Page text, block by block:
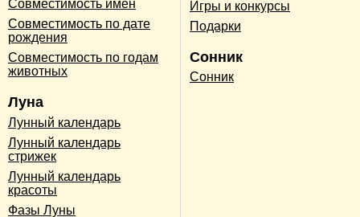
Совместимость имен
Совместимость по дате
рождения
Совместимость по годам
животных
Луна
Лунный календарь
Лунный календарь
стрижек
Лунный календарь
красоты
Фазы Луны
Игры и конкурсы
Подарки
Сонник
Сонник